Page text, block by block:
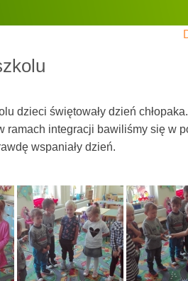
dzieci świętowały dzień
ramach integracji bawiliśmy się w
wspaniały dzień.